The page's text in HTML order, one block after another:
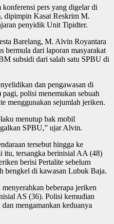
konferensi pers yang digelar di
dipimpin Kasat Reskrim M.
penyidik Unit Tipidter.
Barelang, M. Alvin Royantara
bermula dari laporan masyarakat
subsidi dari salah satu SPBU di
dan pengawasan di
polisi menemukan sebuah
menggunakan sejumlah jeriken.
menutup bak mobil
SPBU,” ujar Alvin.
tersebut hingga ke
itu, tersangka berinisial AA (48)
berisi Pertalite sebelum
bengkel di kawasan Lubuk Baja.
beberapa jeriken
AS (36). Polisi kemudian
mengamankan keduanya